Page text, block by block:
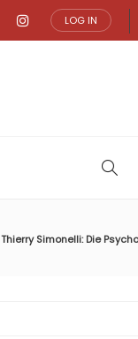
LOG IN
Thierry Simonelli: Die